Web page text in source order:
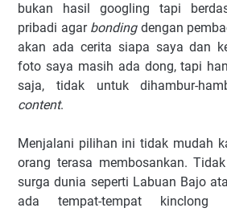
bukan hasil googling tapi
pribadi agar bondingdengan
akan ada cerita siapa saya dan
foto saya masih ada dong, tapi
saja, tidak untuk dihambur-
content.
Menjalani pilihan ini tidak mudah
orang terasa membosankan.
surga dunia seperti Labuan Bajo
ada tempat-tempat kinclong